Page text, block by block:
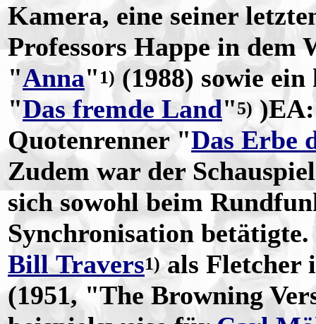
Kamera, eine seiner
Professors Happe in dem
"Anna" 1)(1988) sowie
"Das fremde Land"5) )EA:
Quotenrenner "Das Erbe
Zudem war der
sich sowohl beim
Synchronisation
Bill Travers1)als Fletcher
(1951, "The Browning